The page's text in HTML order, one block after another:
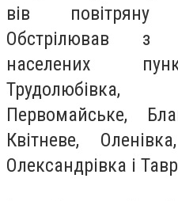
вів
Обстрілював з
населених
Первомайське,
Квітневе,
Олександрівка і